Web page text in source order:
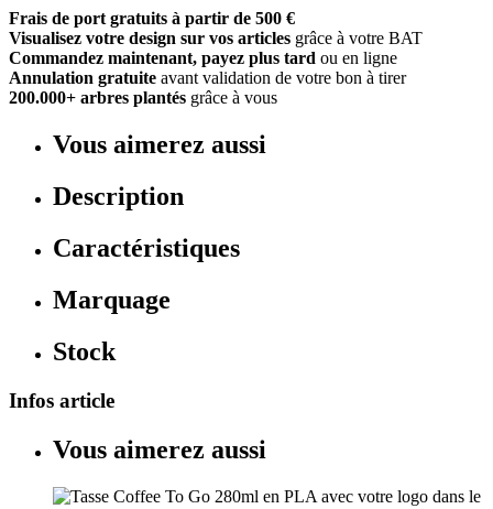
Frais de port gratuits à partir de 500 €
Visualisez votre design sur vos articles grâce à votre BAT
Commandez maintenant, payez plus tard ou en ligne
Annulation gratuite avant validation de votre bon à tirer
200.000+ arbres plantés grâce à vous
Vous aimerez aussi
Description
Caractéristiques
Marquage
Stock
Infos article
Vous aimerez aussi